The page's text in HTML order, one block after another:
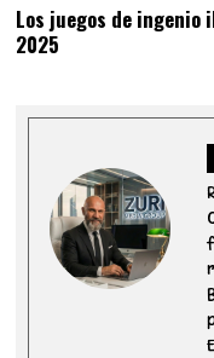
V
R
2
0
2
5
Los juegos de ingenio
2025